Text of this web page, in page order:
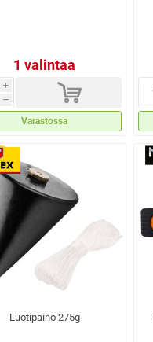
1 valintaa
i
h d
Varastossa
Luotipaino 275g